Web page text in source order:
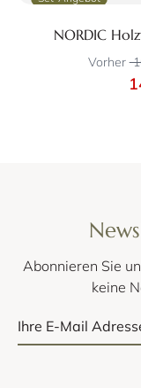
NORDIC
Vorher
Abonnieren Sie
keine